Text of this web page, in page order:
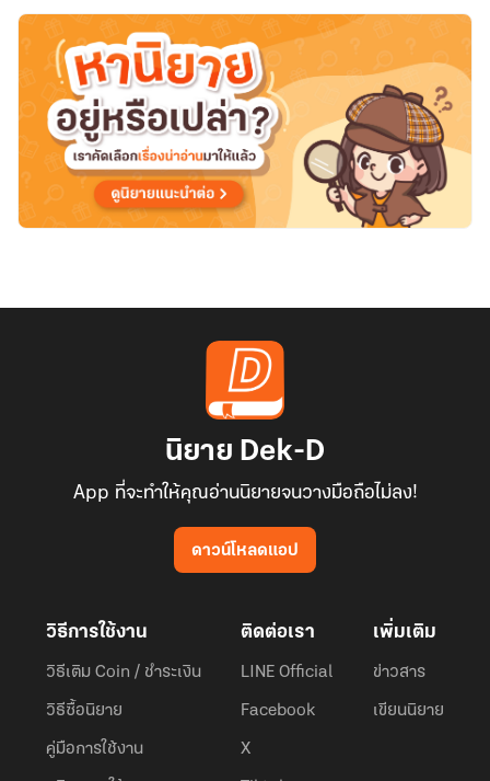
นิยาย Dek-D
App ที่จะทำให้คุณอ่านนิยายจนวางมือถือไม่ลง!
ดาวน์โหลดแอป
วิธีการใช้งาน
วิธีเติม Coin / ชำระเงิน
วิธีซื้อนิยาย
คู่มือการใช้งาน
ติดต่อเรา
LINE Official
Facebook
X
เพิ่มเติม
ข่าวสาร
เขียนนิยาย